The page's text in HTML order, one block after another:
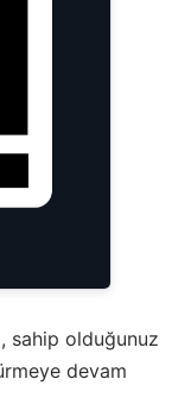
sahip olduğunuz
devam